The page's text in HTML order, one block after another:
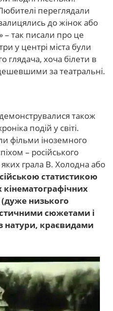
переглядали
до жінок або
– так писали про це
у центрі міста були
глядача, хоча білети в
за театральні.
також
подій у світі.
фільми іноземного
– російського
грала В. Холодна або
статистикою
кінематографічних
низького
сюжетами і
натури, краєвидами